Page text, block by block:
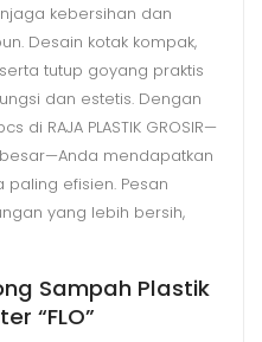
kebersihan dan
Desain kotak kompak,
tutup goyang praktis
dan estetis. Dengan
RAJA PLASTIK GROSIR—
mendapatkan
efisien. Pesan
yang lebih bersih,
Sampah Plastik
“FLO”